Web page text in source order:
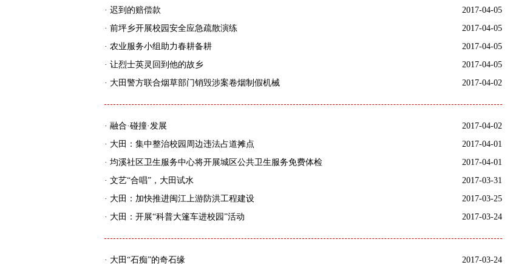
2017-04-05
· 迟到的赔偿款
2017-04-05
· 前坪乡开展校园安全应急疏散演练
2017-04-05
· 农业服务小组助力春耕备耕
2017-04-05
· 让烈士英灵回到他的故乡
2017-04-02
· 大田警方联合烟草部门销毁涉案卷烟制假机械
2017-04-02
· 融合·碰撞·发展
2017-04-01
· 大田：集中整治校园周边违法占道摊点
2017-04-01
· 均溪社区卫生服务中心将开展城区公共卫生服务免费体检
2017-03-31
· 文艺“合唱”，大田试水
2017-03-25
· 大田：加快推进闽江上游防洪工程建设
2017-03-24
· 大田：开展“科普大篷车进校园”活动
2017-03-24
· 大田“石痴”的奇石缘